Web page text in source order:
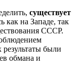
существует
как на Западе, так
СССР.
были
обмана и